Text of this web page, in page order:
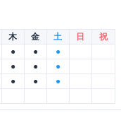
木 金 土 日
祝
● ●
●
● ●
●
● ●
●